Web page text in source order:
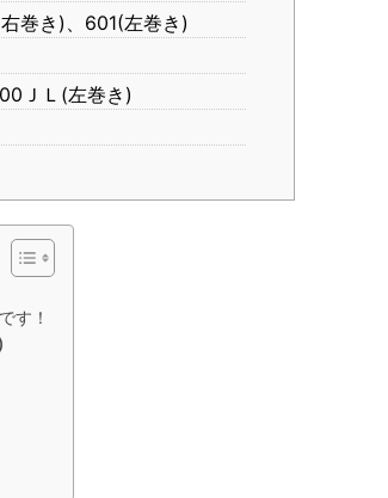
巻き)、601(左巻き)
ＪＬ(左巻き)
す！